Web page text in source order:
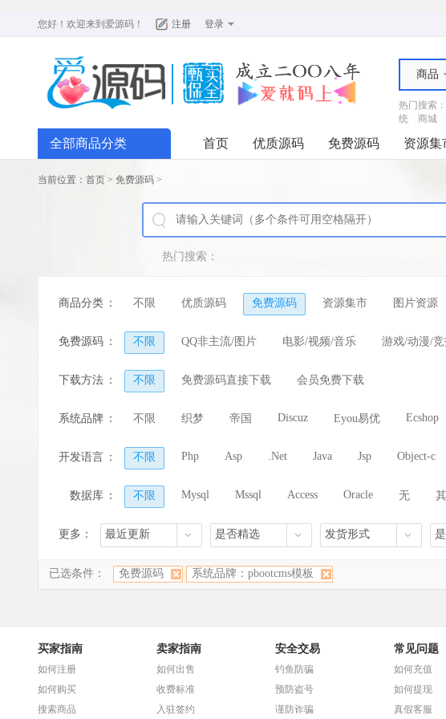
您好！欢迎来到 爱源码 ！ 注册 登录
商品
热门搜索：
统
商城
全部商品分类 首页 优质源码 免费源码 资源集
当前位置： 首页 > 免费源码 >
热门搜索：
商品分类 ： 不限 优质源码 免费源码 资源集市 图片资源
免费源码 ： 不限 QQ非主流/图片 电影/视频/音乐 游戏/动漫/
淘客/网店/商城
学校/教育/人才
小程序 其它
下载方法 ： 不限 免费源码直接下载 会员免费下载
系统品牌 ： 不限 织梦 帝国 Discuz Eyou易优 Ecshop
开发语言 ： 不限 Php Asp .Net Java Jsp Object-c
数据库 ： 不限 Mysql Mssql Access Oracle 无
更多： 最近更新 是否精选 发货形式
已选条件： 免费源码 系统品牌：pbootcms模板
买家指南
如何注册
如何购买
搜索商品
卖家指南
如何出售
收费标准
入驻签约
安全交易
钓鱼防骗
预防盗号
谨防诈骗
常见问题
如何充值
如何提现
真假客服